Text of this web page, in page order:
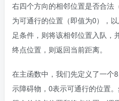
右四个方向的相邻位置是否合法
为可通行的位置（即值为0），
足条件，则将该相邻位置入队，
终点位置，则返回当前距离。
在主函数中，我们先定义了一个
示障碍物，0表示可通行的位置